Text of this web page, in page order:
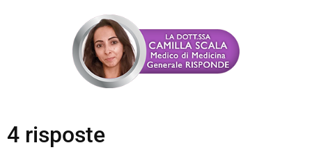
4 risposte